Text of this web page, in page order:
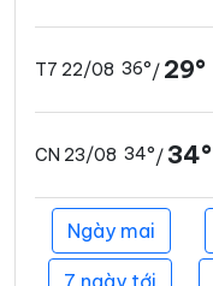
T7 22/08 36°/ 29°
CN 23/08 34°/34°
Ngày mai
7 ngày tới